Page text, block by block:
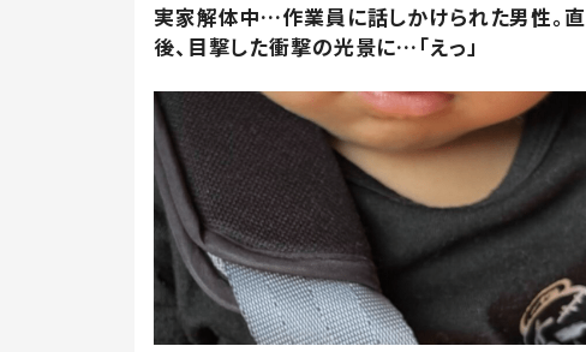
実家解体中…作業員に話しかけられた男性。直
後、目撃した衝撃の光景に…「えっ」